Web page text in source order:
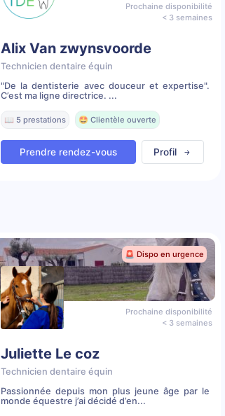
Prochaine disponibilité
< 3 semaines
Alix Van zwynsvoorde
Technicien dentaire équin
"De la dentisterie avec douceur et expertise".
C’est ma ligne directrice. ...
📖 5 prestations 🤩 Clientèle ouverte
Prendre rendez-vous Profil
🚨 Dispo en urgence
Prochaine disponibilité
< 3 semaines
Juliette Le coz
Technicien dentaire équin
Passionnée depuis mon plus jeune âge par le
monde équestre j’ai décidé d’en...